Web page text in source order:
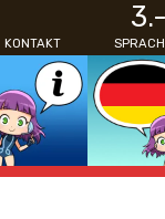
KONTAKT